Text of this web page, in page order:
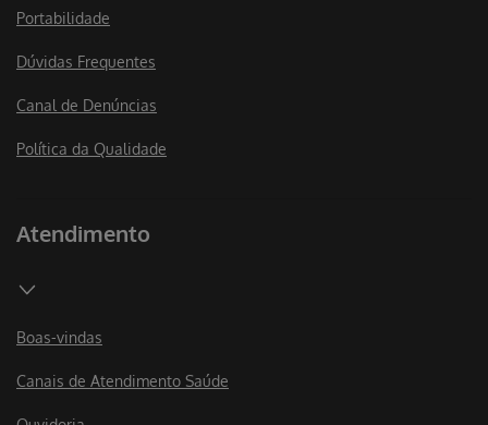
Portabilidade
Dúvidas Frequentes
Canal de Denúncias
Política da Qualidade
Atendimento
Boas-vindas
Canais de Atendimento Saúde